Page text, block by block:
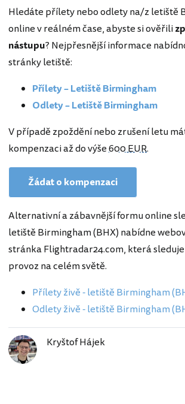
Hledáte přílety nebo odlety na/z letiště
online v reálném čase, abyste si ověřili
nástupu? Nejpřesnější informace
stránky letiště:
Přílety – Letiště Birmingham
Odlety – Letiště Birmingham
V případě zpoždění nebo zrušení letu
kompenzaci až do výše600 EUR.
Žádat o kompenzaci
Alternativní a zábavnější formu online
letiště Birmingham (BHX) nabídne
stránka Flightradar24.com, která
provoz na celém světě.
Přílety živě - letiště Birmingham
Odlety živě - letiště Birmingham
Kryštof Hájek